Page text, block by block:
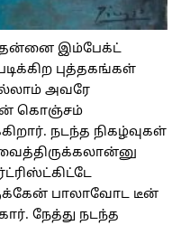
தன்னை இம்பேக்ட்
புத்தகங்கள்
அவரே
கொஞ்சம்
நடந்த நிகழ்வுகள்
பாலாவோட டீன்
நேத்து நடந்த